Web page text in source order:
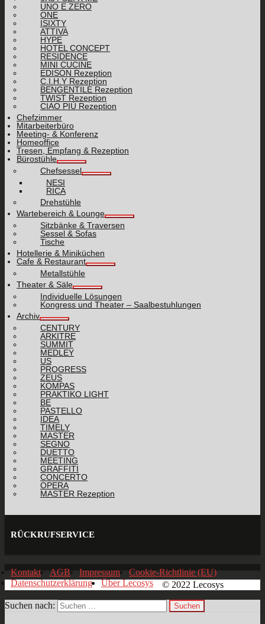
UNO E ZERO
ONE
ISIXTY
ATTIVA
HYPE
HOTEL CONCEPT
RESIDENCE
MINI CUCINE
EDISON Rezeption
C.I.H.Y Rezeption
BENGENTILE Rezeption
TWIST Rezeption
CIAO PIÙ Rezeption
Chefzimmer
Mitarbeiterbüro
Meeting- & Konferenz
Homeoffice
Tresen, Empfang & Rezeption
Bürostühle
Chefsessel
NESI
RICA
Drehstühle
Wartebereich & Lounge
Sitzbänke & Traversen
Sessel & Sofas
Tische
Hotellerie & Miniküchen
Cafe & Restaurant
Metallstühle
Theater & Säle
Individuelle Lösungen
Kongress und Theater – Saalbestuhlungen
Archiv
CENTURY
ARKITRE
SUMMIT
MEDLEY
US
PROGRESS
ZEUS
KOMPAS
PRAKTIKO LIGHT
BE
PASTELLO
IDEA
TIMELY
MASTER
SEGNO
DUETTO
MEETING
GRAFFITI
CONCERTO
OPERA
MASTER Rezeption
RÜCKRUFSERVICE
Kontakt AGB Impressum
Cookie-Richtlinie (EU)
Datenschutzerklärung
Über Lecosys © 2022 Lecosys
Suchen nach: